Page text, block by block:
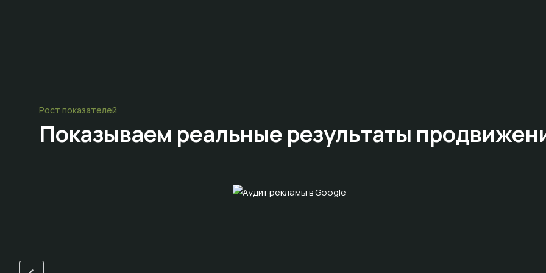
Рост показателей
Показываем реальные результаты